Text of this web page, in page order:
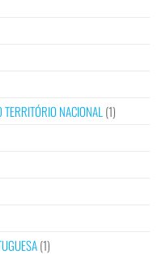
NACIONAL (1)
(1)